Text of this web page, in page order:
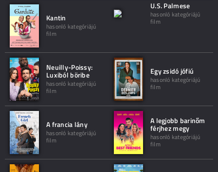
Kantin
hasonló kategóriájú
film
U.S. Palmese
hasonló kategóriájú
film
Neuilly-Poissy:
Luxiból böribe
hasonló kategóriájú
film
Egy zsidó jófiú
hasonló kategóriájú
film
A francia lány
hasonló kategóriájú
film
A legjobb barinőm
férjhez megy
hasonló kategóriájú
film